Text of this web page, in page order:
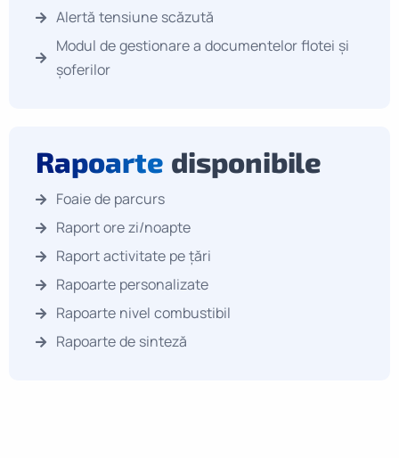
Alertă tensiune scăzută
Modul de gestionare a documentelor flotei și
șoferilor
Rapoarte disponibile
Foaie de parcurs
Raport ore zi/noapte
Raport activitate pe țări
Rapoarte personalizate
Rapoarte nivel combustibil
Rapoarte de sinteză